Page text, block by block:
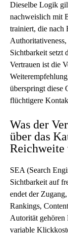
Dieselbe Logik
nachweislich mit
trainiert, die nach
Sichtbarkeit setzt
Vertrauen ist die
überspringt diese
flüchtigere
Was der
über das
Reichweite
SEA (Search
Sichtbarkeit auf
endet der
Rankings,
Autorität gehören
variable